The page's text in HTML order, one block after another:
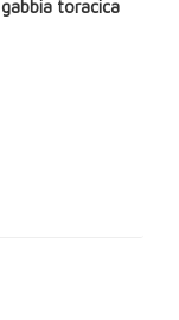
toracica